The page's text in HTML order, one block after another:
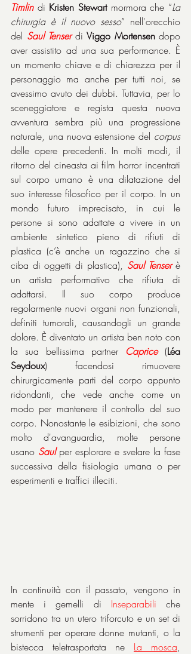
Timlin di Kristen Stewart mormora che “La
chirurgia è il nuovo sesso” nell'orecchio
del Saul Tenser di Viggo Mortensen dopo
aver assistito ad una sua performance. È
un momento chiave e di chiarezza per il
personaggio ma anche per tutti noi, se
avessimo avuto dei dubbi. Tuttavia, per lo
sceneggiatore e regista questa nuova
avventura sembra più una progressione
naturale, una nuova estensione del corpus
delle opere precedenti. In molti modi, il
ritorno del cineasta ai film horror incentrati
sul corpo umano è una dilatazione del
suo interesse filosofico per il corpo. In un
mondo futuro imprecisato, in cui le
persone si sono adattate a vivere in un
ambiente sintetico pieno di rifiuti di
plastica (c’è anche un ragazzino che si
ciba di oggetti di plastica), Saul Tenser è
un artista performativo che rifiuta di
adattarsi. Il suo corpo produce
regolarmente nuovi organi non funzionali,
definiti tumorali, causandogli un grande
dolore. È diventato un artista ben noto con
la sua bellissima partner Caprice (Léa
Seydoux) facendosi rimuovere
chirurgicamente parti del corpo appunto
ridondanti, che vede anche come un
modo per mantenere il controllo del suo
corpo. Nonostante le esibizioni, che sono
molto d'avanguardia, molte persone
usano Saul per esplorare e svelare la fase
successiva della fisiologia umana o per
esperimenti e traffici illeciti.
In continuità con il passato, vengono in
mente i gemelli di Inseparabili che
sorridono tra un utero triforcuto e un set di
strumenti per operare donne mutanti, o la
bistecca teletrasportata ne La mosca,